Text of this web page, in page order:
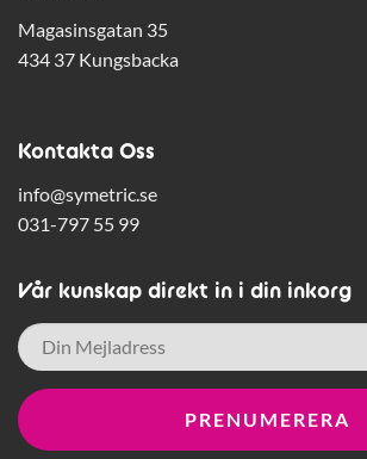
Magasinsgatan 35
434 37 Kungsbacka
Kontakta Oss
info@symetric.se
031-797 55 99
Vår kunskap direkt in i din inkorg
E-
post *